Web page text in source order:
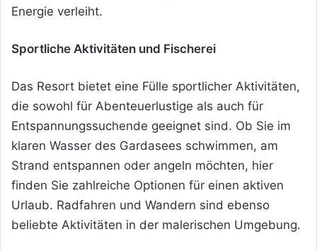
Energie verleiht.
Sportliche Aktivitäten und Fischerei
Das Resort bietet eine Fülle sportlicher Aktivitäten,
die sowohl für Abenteuerlustige als auch für
Entspannungssuchende geeignet sind. Ob Sie im
klaren Wasser des Gardasees schwimmen, am
Strand entspannen oder angeln möchten, hier
finden Sie zahlreiche Optionen für einen aktiven
Urlaub. Radfahren und Wandern sind ebenso
beliebte Aktivitäten in der malerischen Umgebung.